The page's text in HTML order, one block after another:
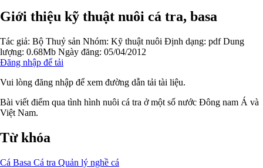
Giới thiệu kỹ thuật nuôi cá tra, basa
Tác giả: Bộ Thuỷ sản Nhóm: Kỹ thuật nuôi Định dạng: pdf Dung
lượng: 0.68Mb Ngày đăng: 05/04/2012
Đăng nhập để tải
Vui lòng đăng nhập để xem đường dẫn tải tài liệu.
Bài viết điểm qua tình hình nuôi cá tra ở một số nước Đông nam Á và
Việt Nam.
Từ khóa
Cá Basa Cá tra Quản lý nghề cá